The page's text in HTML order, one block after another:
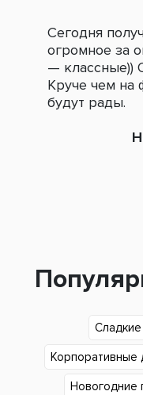
Сегодня
огромное за
— классные))
Круче чем на
будут рады.
Корпоративные
Новогодние